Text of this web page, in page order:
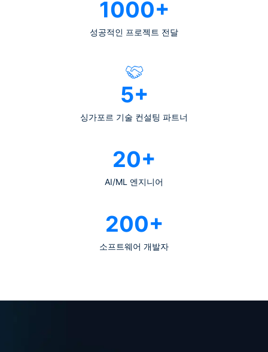
1000+
성공적인 프로젝트 전달
5+
싱가포르 기술 컨설팅 파트너
20+
AI/ML 엔지니어
200+
소프트웨어 개발자